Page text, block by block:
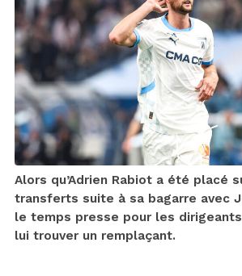
Alors qu’Adrien Rabiot a été placé
transferts suite à sa bagarre avec
le temps presse pour les
lui trouver un remplaçant.